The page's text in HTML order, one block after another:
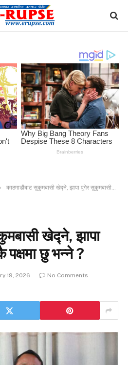
काठमाडौंबाट सुकुमबासी खेद्ने, झापा पुगेर सुकुमबासीकै पक्षमा छु भन्ने ?
खेद्ने, झापा
छु भन्ने ?
19, 2026
No Comments